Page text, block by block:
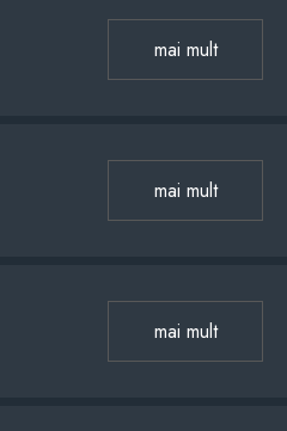
mai mult
mai mult
mai mult